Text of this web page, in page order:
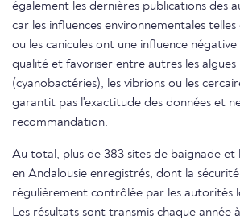
également les dernières publications des
car les influences environnementales
ou les canicules ont une influence
qualité et favoriser entre autres les algues
(cyanobactéries), les vibrions ou les
garantit pas l'exactitude des données et
recommandation.
Au total, plus de 383 sites de baignade et
en Andalousie enregistrés, dont la
régulièrement contrôlée par les autorités
Les résultats sont transmis chaque année